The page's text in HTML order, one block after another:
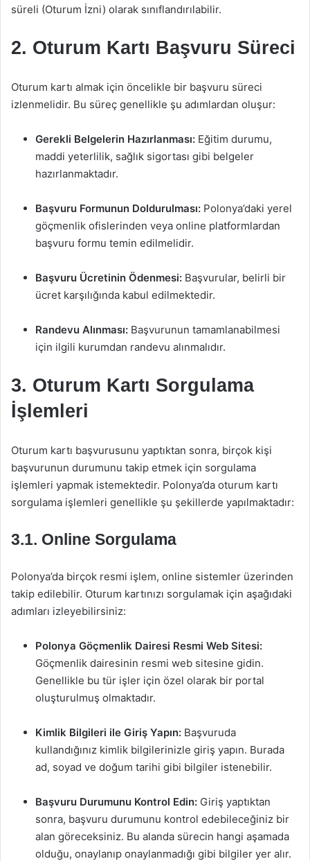
süreli (Oturum İzni) olarak sınıflandırılabilir.
2. Oturum Kartı Başvuru Süreci
Oturum kartı almak için öncelikle bir başvuru süreci
izlenmelidir. Bu süreç genellikle şu adımlardan oluşur:
Gerekli Belgelerin Hazırlanması: Eğitim durumu,
maddi yeterlilik, sağlık sigortası gibi belgeler
hazırlanmaktadır.
Başvuru Formunun Doldurulması: Polonya’daki yerel
göçmenlik ofislerinden veya online platformlardan
başvuru formu temin edilmelidir.
Başvuru Ücretinin Ödenmesi: Başvurular, belirli bir
ücret karşılığında kabul edilmektedir.
Randevu Alınması: Başvurunun tamamlanabilmesi
için ilgili kurumdan randevu alınmalıdır.
3. Oturum Kartı Sorgulama
İşlemleri
Oturum kartı başvurusunu yaptıktan sonra, birçok kişi
başvurunun durumunu takip etmek için sorgulama
işlemleri yapmak istemektedir. Polonya’da oturum kartı
sorgulama işlemleri genellikle şu şekillerde yapılmaktadır:
3.1. Online Sorgulama
Polonya’da birçok resmi işlem, online sistemler üzerinden
takip edilebilir. Oturum kartınızı sorgulamak için aşağıdaki
adımları izleyebilirsiniz:
Polonya Göçmenlik Dairesi Resmi Web Sitesi:
Göçmenlik dairesinin resmi web sitesine gidin.
Genellikle bu tür işler için özel olarak bir portal
oluşturulmuş olmaktadır.
Kimlik Bilgileri ile Giriş Yapın: Başvuruda
kullandığınız kimlik bilgilerinizle giriş yapın. Burada
ad, soyad ve doğum tarihi gibi bilgiler istenebilir.
Başvuru Durumunu Kontrol Edin: Giriş yaptıktan
sonra, başvuru durumunu kontrol edebileceğiniz bir
alan göreceksiniz. Bu alanda sürecin hangi aşamada
olduğu, onaylanıp onaylanmadığı gibi bilgiler yer alır.